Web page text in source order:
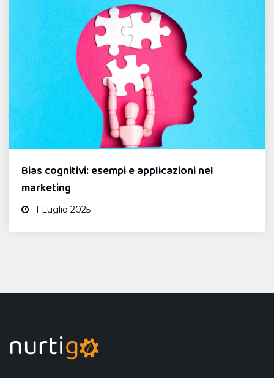
Bias cognitivi: esempi e applicazioni nel
marketing
1 Luglio 2025